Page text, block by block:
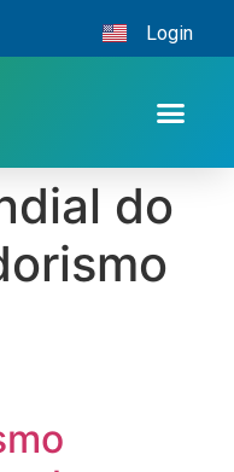
Login
do